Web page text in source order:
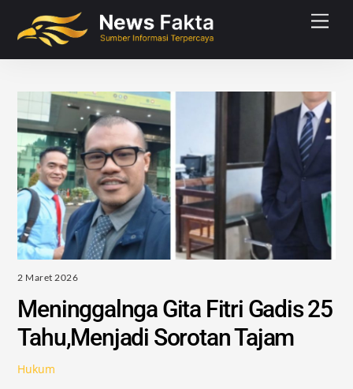
content
2 Maret 2026
Meninggalnga Gita Fitri Gadis 25
Tahu,Menjadi Sorotan Tajam
Hukum